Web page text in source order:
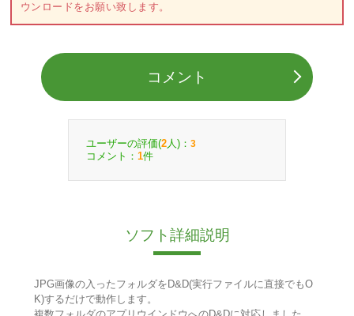
ウンロードをお願い致します。
コメント
ユーザーの評価(2 人)： 3
コメント： 1件
ソフト詳細説明
JPG画像の入ったフォルダをD&D(実行ファイルに直接でもO
K)するだけで動作します。